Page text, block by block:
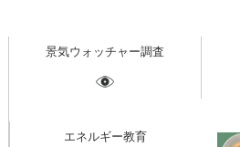
景気ウォッチャー調査
エネルギー教育